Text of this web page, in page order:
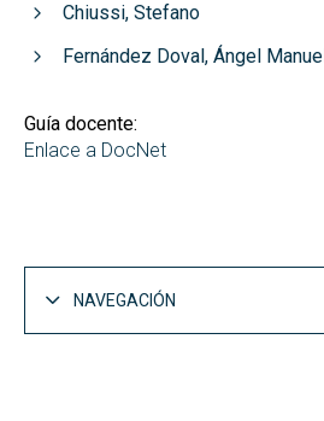
Chiussi, Stefano
Fernández Doval, Ángel Manuel
Guía docente:
Enlace a DocNet
NAVEGACIÓN